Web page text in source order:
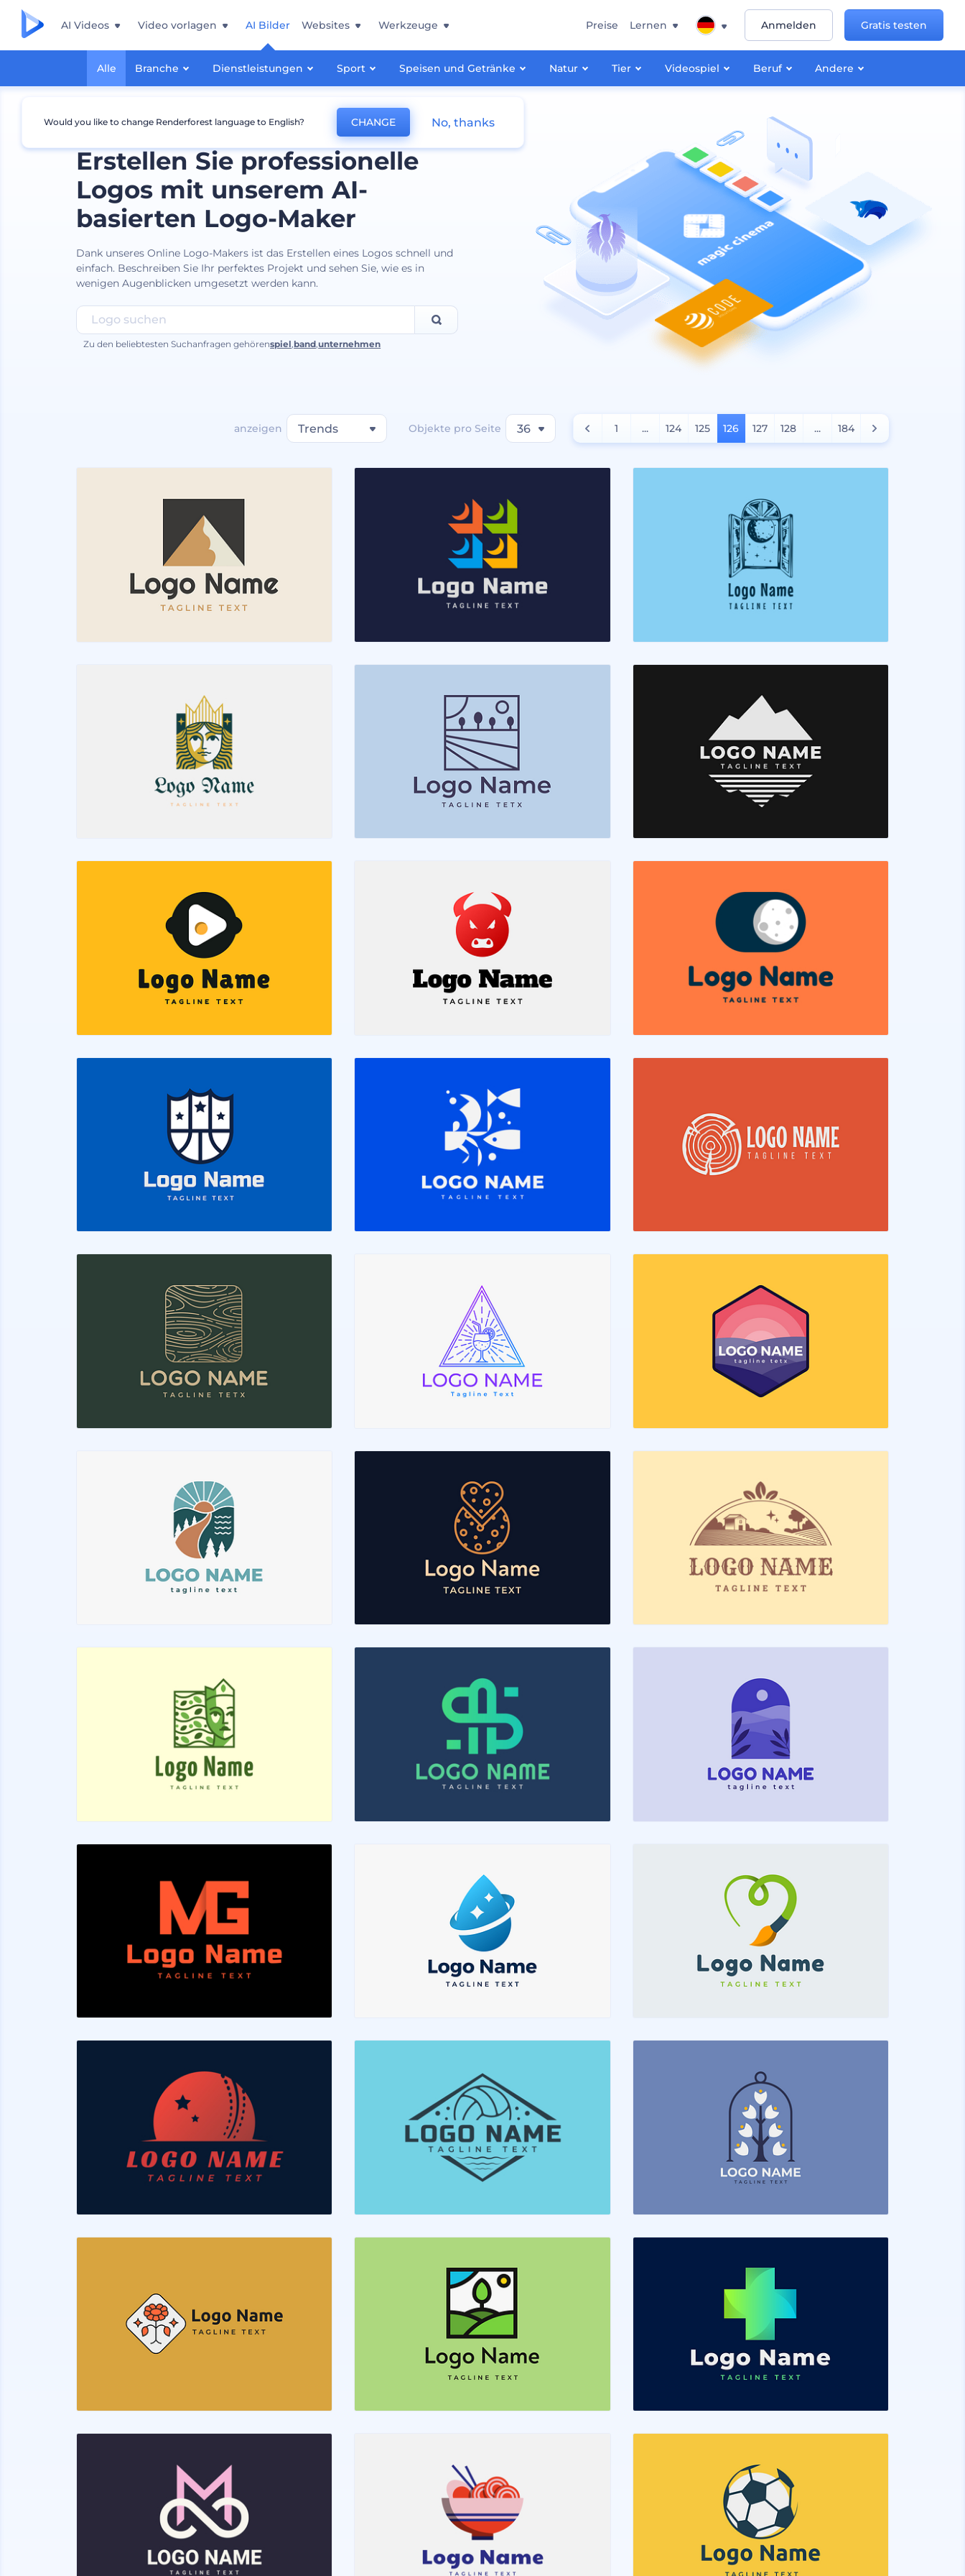
AI Videos Video vorlagen AI Bilder
Alle Branche Dienstleistungen Sport Speisen und Getränke Natur Tier Videospiel Beruf Andere
Websites Werkzeuge Preise Lernen Anmelden Gratis testen
Erstellen Sie professionelle
Logos mit unserem AI-
basierten Logo-Maker
Dank unseres Online Logo-Makers ist das Erstellen eines Logos schnell und
einfach. Beschreiben Sie Ihr perfektes Projekt und sehen Sie, wie es in
wenigen Augenblicken umgesetzt werden kann.
Zu den beliebtesten Suchanfragen gehörenspiel band ,unternehmen
anzeigen Trends Objekte pro Seite 36 1 ... 124 125 126 127 128 ... 184
Would you like to change Renderforest language to English? CHANGE No, thanks